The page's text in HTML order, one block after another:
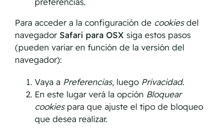
Para acceder a la configuración de cookiesdel
navegador Safari para OSX siga estos pasos
(pueden variar en función de la versión del
navegador):
Vaya a Preferencias, luego Privacidad.
En este lugar verá la opción Bloquear
cookiespara que ajuste el tipo de bloqueo
que desea realizar.